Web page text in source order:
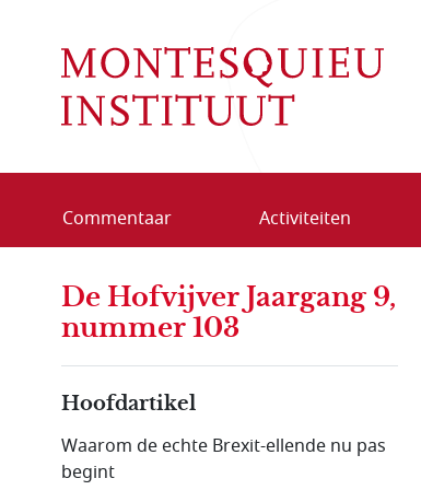
Commentaar Activiteiten
De Hofvijver Jaargang 9,
nummer 103
Hoofdartikel
Waarom de echte Brexit-ellende nu pas
begint